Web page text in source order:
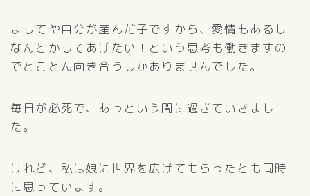
ましてや自分が産んだ子ですから、愛情もあるし
なんとかしてあげたい！という思考も働きますの
でとことん向き合うしかありませんでした。
毎日が必死で、あっという間に過ぎていきまし
た。
けれど、私は娘に世界を広げてもらったとも同時
に思っています。